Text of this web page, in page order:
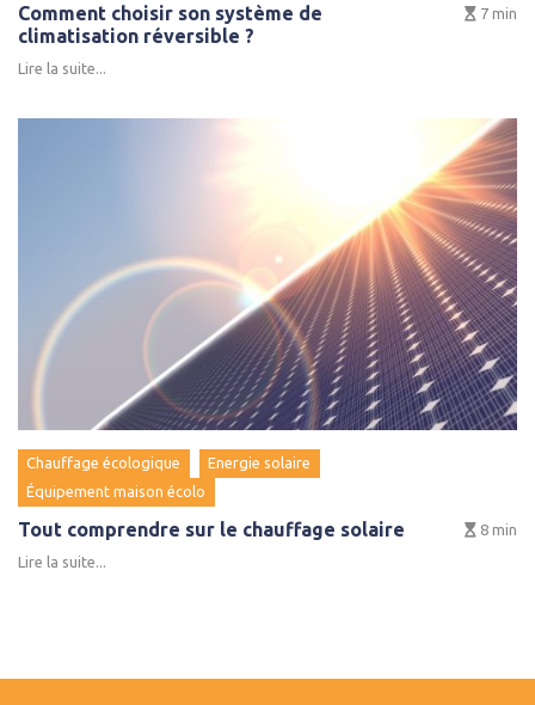
7 min
Comment choisir son système de
climatisation réversible ?
Lire la suite...
Chauffage écologique
Energie solaire
Équipement maison écolo
8 min
Tout comprendre sur le chauffage solaire
Lire la suite...